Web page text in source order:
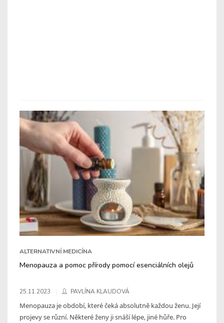
ALTERNATIVNÍ MEDICÍNA
Menopauza a pomoc přírody pomocí esenciálních olejů
25.11.2023 PAVLÍNA KLAUDOVÁ
Menopauza je období, které čeká absolutně každou ženu. Její
projevy se různí. Některé ženy ji snáší lépe, jiné hůře. Pro